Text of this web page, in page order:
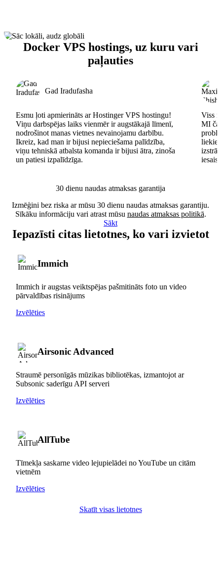
Docker VPS hostings, uz kuru vari
paļauties
Gad Iradufasha
Esmu ļoti apmierināts ar Hostinger VPS hostingu!
Viņu darbspējas laiks vienmēr ir augstākajā līmenī,
nodrošinot manas vietnes nevainojamu darbību.
Ikreiz, kad man ir bijusi nepieciešama palīdzība,
viņu tehniskā atbalsta komanda ir bijusi ātra, zinoša
un patiesi izpalīdzīga.
Viss
MI
30 dienu naudas atmaksas garantija
Izmēģini bez riska ar mūsu 30 dienu naudas atmaksas garantiju.
Sīkāku informāciju vari atrast mūsu naudas atmaksas politikā.
Sākt
Iepazīsti citas lietotnes, ko vari izvietot
Immich
Immich ir augstas veiktspējas pašmitināts foto un video
pārvaldības risinājums
Izvēlēties
Airsonic Advanced
Straumē personīgās mūzikas bibliotēkas, izmantojot ar
Subsonic saderīgu API serveri
Izvēlēties
AllTube
Tīmekļa saskarne video lejupielādei no YouTube un citām
vietnēm
Izvēlēties
Skatīt visas lietotnes